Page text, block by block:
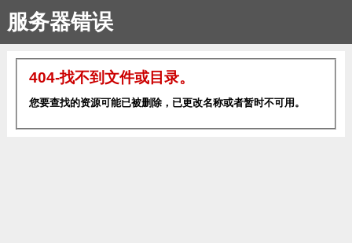
服务器错误
404-找不到文件或目录。
您要查找的资源可能已被删除，已更改名称或者暂时不可用。